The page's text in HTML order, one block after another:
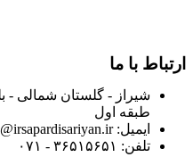
ارتباط با ما
شیراز - گلستان شمالی -
طبقه اول
ایمیل: info@irsapardisariyan.ir
تلفن: ۳۶۵۱۵۶۵۱ - ۰۷۱